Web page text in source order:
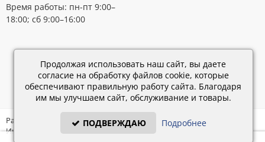
Время работы: пн-пт 9:00–
18:00; сб 9:00–16:00
Каталог
28.02.2019
15:45
Разработка: «IT - Консультант» ©
Интернет-магазин на платформе «Электронный заказ» ©
Продолжая использовать наш сайт, вы даете
согласие на обработку файлов cookie, которые
обеспечивают правильную работу сайта. Благодаря
им мы улучшаем сайт, обслуживание и товары.
ПОДВЕРЖДАЮ Подробнее